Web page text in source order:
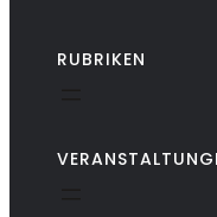
RUBRIKEN